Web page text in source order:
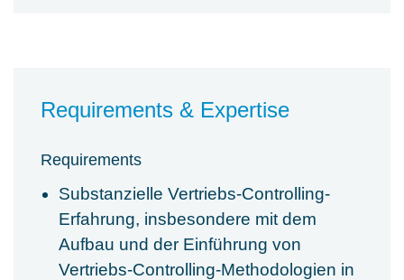
Requirements & Expertise
Requirements
Substanzielle Vertriebs-Controlling-
Erfahrung, insbesondere mit dem
Aufbau und der Einführung von
Vertriebs-Controlling-Methodologien in